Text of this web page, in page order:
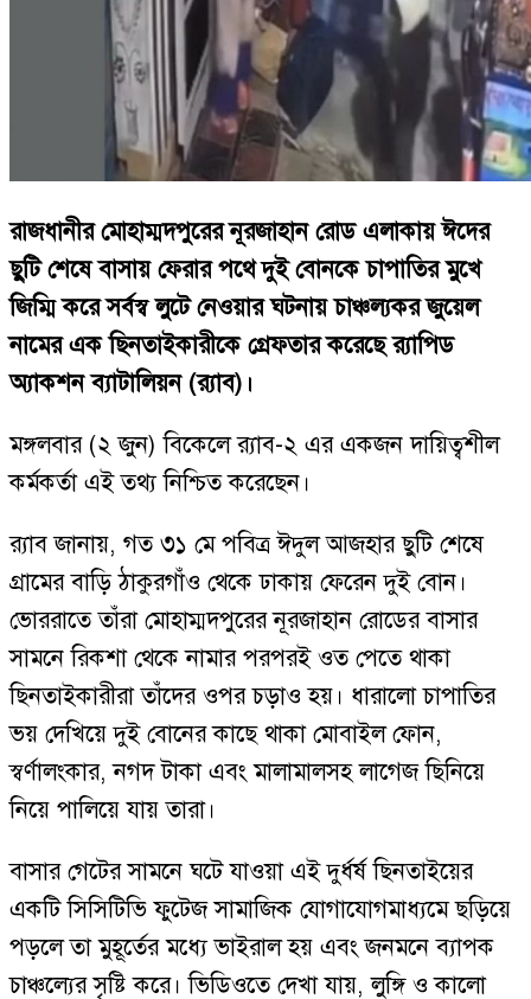
রাজধানীর মোহাম্মদপুরের নূরজাহান রোড এলাকায় ঈদের
ছুটি শেষে বাসায় ফেরার পথে দুই বোনকে চাপাতির মুখে
জিম্মি করে সর্বস্ব লুটে নেওয়ার ঘটনায় চাঞ্চল্যকর জুয়েল
নামের এক ছিনতাইকারীকে গ্রেফতার করেছে র‍্যাপিড
অ্যাকশন ব্যাটালিয়ন (র‍্যাব)।
মঙ্গলবার (২ জুন) বিকেলে র‍্যাব-২ এর একজন দায়িত্বশীল
কর্মকর্তা এই তথ্য নিশ্চিত করেছেন।
র‍্যাব জানায়, গত ৩১ মে পবিত্র ঈদুল আজহার ছুটি শেষে
গ্রামের বাড়ি ঠাকুরগাঁও থেকে ঢাকায় ফেরেন দুই বোন।
ভোররাতে তাঁরা মোহাম্মদপুরের নূরজাহান রোডের বাসার
সামনে রিকশা থেকে নামার পরপরই ওত পেতে থাকা
ছিনতাইকারীরা তাঁদের ওপর চড়াও হয়। ধারালো চাপাতির
ভয় দেখিয়ে দুই বোনের কাছে থাকা মোবাইল ফোন,
স্বর্ণালংকার, নগদ টাকা এবং মালামালসহ লাগেজ ছিনিয়ে
নিয়ে পালিয়ে যায় তারা।
বাসার গেটের সামনে ঘটে যাওয়া এই দুর্ধর্ষ ছিনতাইয়ের
একটি সিসিটিভি ফুটেজ সামাজিক যোগাযোগমাধ্যমে ছড়িয়ে
পড়লে তা মুহূর্তের মধ্যে ভাইরাল হয় এবং জনমনে ব্যাপক
চাঞ্চল্যের সৃষ্টি করে। ভিডিওতে দেখা যায়, লুঙ্গি ও কালো